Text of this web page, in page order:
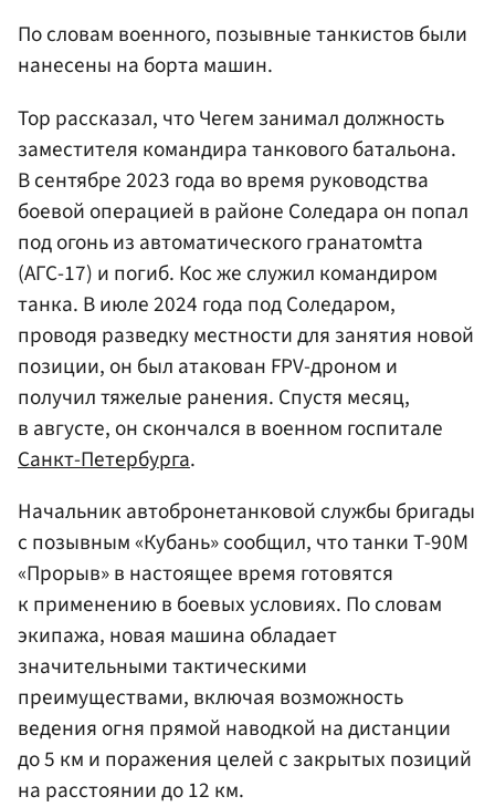
По словам военного, позывные танкистов были
нанесены на борта машин.
Тор рассказал, что Чегем занимал должность
заместителя командира танкового батальона.
В сентябре 2023 года во время руководства
боевой операцией в районе Соледара он попал
под огонь из автоматического гранатомtта
(АГС-17) и погиб. Кос же служил командиром
танка. В июле 2024 года под Соледаром,
проводя разведку местности для занятия новой
позиции, он был атакован FPV-дроном и
получил тяжелые ранения. Спустя месяц,
в августе, он скончался в военном госпитале
Санкт-Петербурга.
Начальник автобронетанковой службы бригады
с позывным «Кубань» сообщил, что танки Т-90М
«Прорыв» в настоящее время готовятся
к применению в боевых условиях. По словам
экипажа, новая машина обладает
значительными тактическими
преимуществами, включая возможность
ведения огня прямой наводкой на дистанции
до 5 км и поражения целей с закрытых позиций
на расстоянии до 12 км.